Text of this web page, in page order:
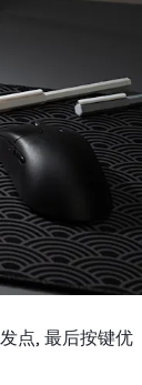
点, 最后按键优